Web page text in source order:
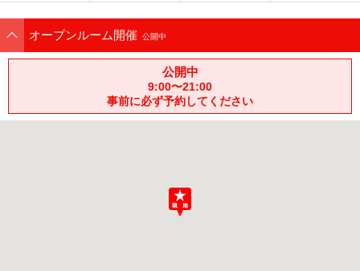
オープンルーム開催 公開中
公開中
9:00〜21:00
事前に必ず予約してください